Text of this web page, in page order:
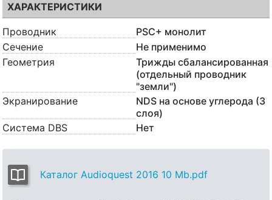
ХАРАКТЕРИСТИКИ
Проводник
PSC+ монолит
Сечение
Не применимо
Геометрия
Трижды сбалансированная
(отдельный проводник
"земли")
Экранирование
NDS на основе углерода (3
слоя)
Система DBS
Нет
Каталог Audioquest 2016 10 Mb.pdf